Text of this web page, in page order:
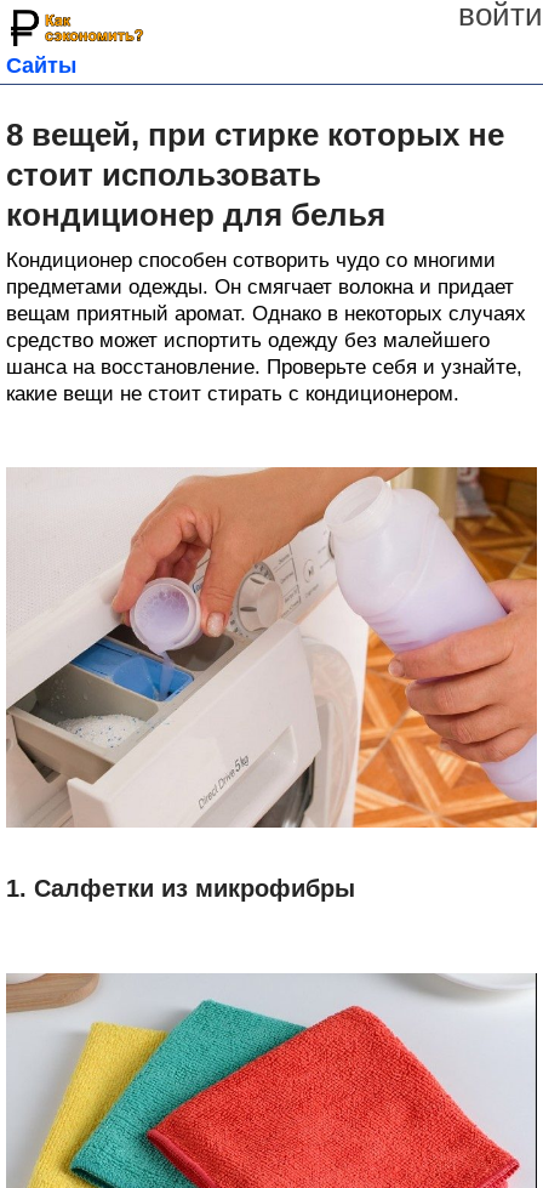
войти
Сайты
8 вещей, при стирке которых не
стоит использовать
кондиционер для белья
Кондиционер способен сотворить чудо со многими
предметами одежды. Он смягчает волокна и придает
вещам приятный аромат. Однако в некоторых случаях
средство может испортить одежду без малейшего
шанса на восстановление. Проверьте себя и узнайте,
какие вещи не стоит стирать с кондиционером.
1. Салфетки из микрофибры